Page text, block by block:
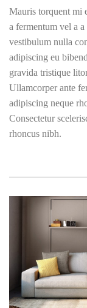
Mauris torquent mi
a fermentum vel a
vestibulum nulla
adipiscing eu
gravida tristique
Ullamcorper ante
adipiscing neque
Consectetur
rhoncus nibh.